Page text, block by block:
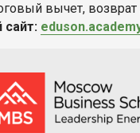
вычет, возврат